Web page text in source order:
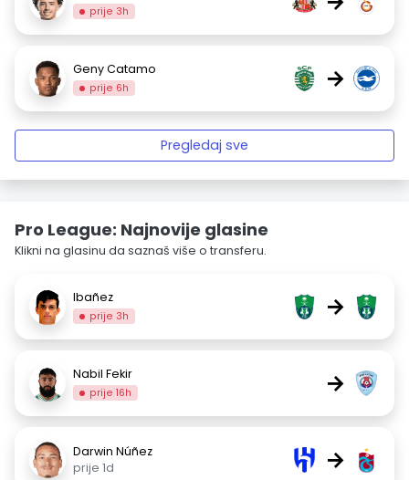
prije 3h
Geny Catamo
prije 6h →
Pregledaj sve
Pro League: Najnovije glasine
Klikni na glasinu da saznaš više o transferu.
Ibañez
prije 3h →
Nabil Fekir
prije 16h →
Darwin Núñez
prije 1d
→